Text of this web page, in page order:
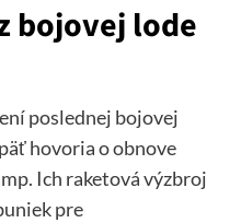
bojovej lode
poslednej bojovej
hovoria o obnove
Ich raketová výzbroj
pre